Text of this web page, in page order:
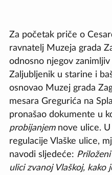
Za početak priče o
ravnatelj Muzeja grada
odnosno njegov
Zaljubljenik u starine i
osnovao Muzej grada
mesara Gregurića na
pronašao dokumente u
probijanjemnove ulice. U
regulacije Vlaške ulice,
navodi sljedeće:
ulici zvanoj Vlaškoj, kako